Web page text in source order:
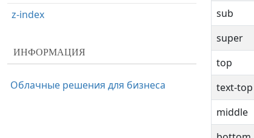
sub
super
top
text-top
middle
z-index
ИНФОРМАЦИЯ
Облачные решения для бизнеса